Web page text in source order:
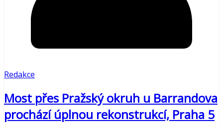
Redakce
Most přes Pražský okruh u Barrandova
prochází úplnou rekonstrukcí, Praha 5